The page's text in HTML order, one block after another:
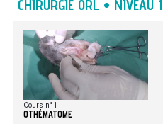
CHIRURGIE ORL • NIVEAU 1
Cours n°1
OTHÉMATOME